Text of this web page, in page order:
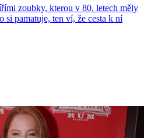
zoubky, kterou v 80. letech měly
pamatuje, ten ví, že cesta k ní